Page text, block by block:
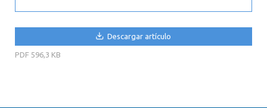
Descargar artículo
PDF 596,3 KB